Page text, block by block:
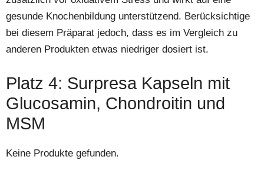
gesunde Knochenbildung unterstützend. Berücksichtige
bei diesem Präparat jedoch, dass es im Vergleich zu
anderen Produkten etwas niedriger dosiert ist.
Platz 4: Surpresa Kapseln mit
Glucosamin, Chondroitin und
MSM
Keine Produkte gefunden.